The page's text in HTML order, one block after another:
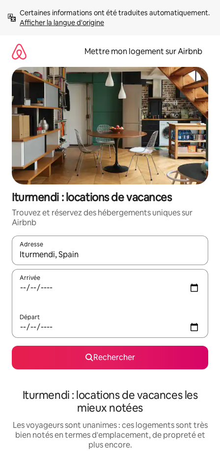
directement
Afficher la langue d'origine
Mettre mon logement sur Airbnb
Iturmendi : locations de vacances
Trouvez et réservez des hébergements uniques sur
Airbnb
Adresse
Lorsque les résultats s'affichent, utilisez les flèches vers le
Arrivée
Départ
Rechercher
Iturmendi : locations de vacances les
mieux notées
Les voyageurs sont unanimes : ces logements sont très
bien notés en termes d'emplacement, de propreté et
plus encore.